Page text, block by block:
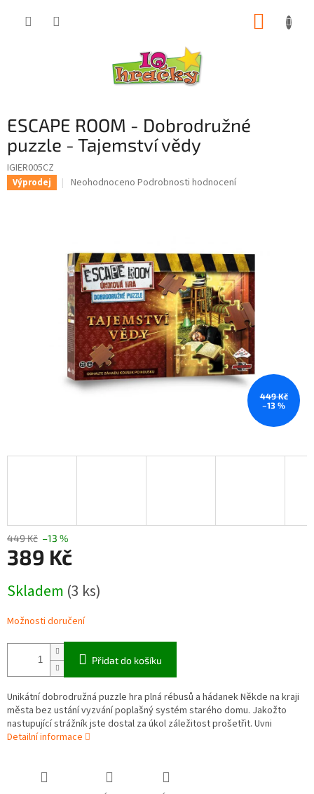
ESCAPE ROOM - Dobrodružné
puzzle - Tajemství vědy
IGIER005CZ
Výprodej
Průměrné
5
hvězdiček.
Neohodnoceno Podrobnosti hodnocení
449 Kč
–13 %
449 Kč –13 %
389 Kč
cena:
Skladem (3 ks)
Možnosti doručení
Přidat do košíku
Unikátní dobrodružná puzzle hra plná rébusů a hádanek Někde na kraji
města bez ustání vyzvání poplašný systém starého domu. Jakožto
nastupující strážník jste dostal za úkol záležitost prošetřit. Uvni
Detailní informace